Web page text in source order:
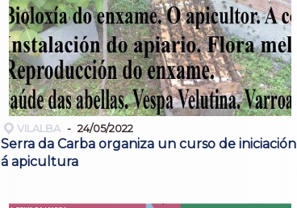
VILALBA 24/05/2022
Serra da Carba organiza un curso de iniciación
á apicultura